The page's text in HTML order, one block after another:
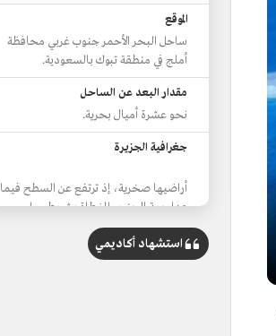
الموقع
ساحل البحر الأحمر جنوب غربي محافظة
أملج في منطقة تبوك بالسعودية.
مقدار البعد عن الساحل
نحو عشرة أميال بحرية.
جغرافية الجزيرة
أراضيها صخرية، إذ ترتفع عن السطح فيما
عدا جهة الجنوب المغطاة بشريط رملي،
ويبلغ ارتفاع أعلى قمة فيها 76 م.
تتصف الجبال في الشمال الغربي من
الجزيرة بالانحدار الشديد.
استشهاد أكاديمي